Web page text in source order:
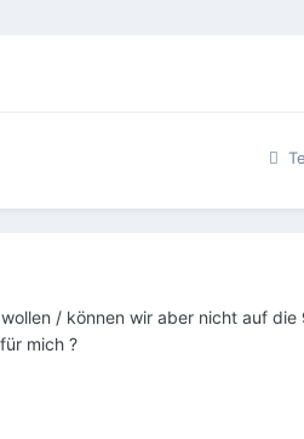
/ können wir aber nicht auf
mich ?